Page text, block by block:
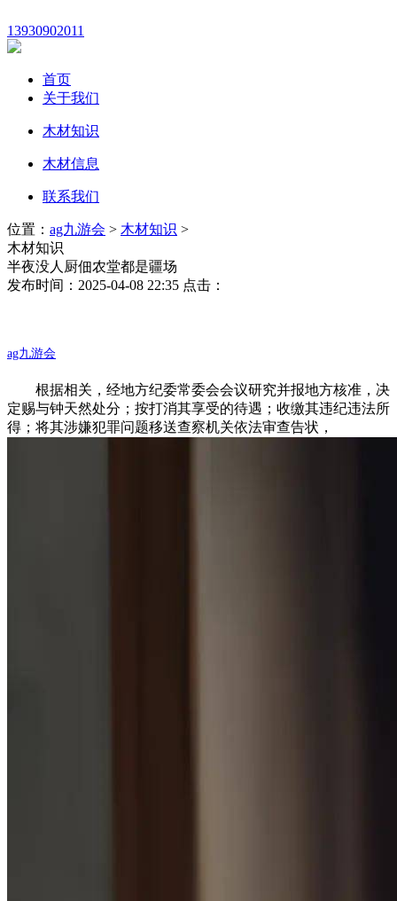
13930902011
首页
关于我们
木材知识
木材信息
联系我们
位置： ag九游会 > 木材知识 >
木材知识
半夜没人厨佃农堂都是疆场
发布时间：2025-04-08 22:35 点击：
ag九游会
根据相关，经地方纪委常委会会议研究并报地方核准，决
定赐与钟天然处分；按打消其享受的待遇；收缴其违纪违法所
得；将其涉嫌犯罪问题移送查察机关依法审查告状，